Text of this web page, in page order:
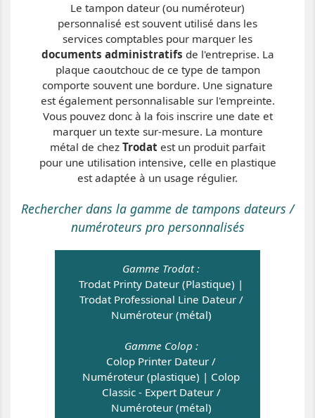
Le tampon dateur (ou numéroteur)
personnalisé est souvent utilisé dans les
services comptables pour marquer les
documents administratifs de l'entreprise. La
plaque caoutchouc de ce type de tampon
comporte souvent une bordure. Une signature
est également personnalisable sur l'empreinte.
Vous pouvez donc à la fois inscrire une date et
marquer un texte sur-mesure. La monture
métal de chez Trodat est un produit parfait
pour une utilisation intensive, celle en plastique
est adaptée à un usage régulier.
Rechercher dans la gamme de tampons dateurs /
numéroteurs pro personnalisés
Gamme Trodat :
Trodat Printy Dateur (Plastique) |
Trodat Professional Line Dateur /
Numéroteur (métal)
Gamme Colop :
Colop Printer Dateur /
Numéroteur (plastique) | Colop
Classic - Expert Dateur /
Numéroteur (métal)